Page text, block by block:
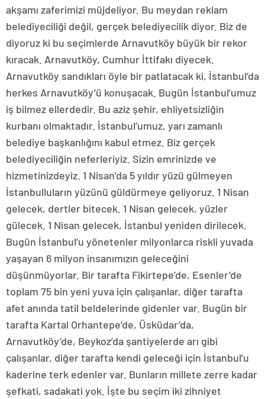
akşamı zaferimizi müjdeliyor. Bu meydan reklam
belediyeciliği değil, gerçek belediyecilik diyor. Biz de
diyoruz ki bu seçimlerde Arnavutköy büyük bir rekor
kıracak. Arnavutköy, Cumhur İttifakı diyecek.
Arnavutköy sandıkları öyle bir patlatacak ki, İstanbul’da
herkes Arnavutköy’ü konuşacak. Bugün İstanbul’umuz
iş bilmez ellerdedir. Bu aziz şehir, ehliyetsizliğin
kurbanı olmaktadır. İstanbul’umuz, yarı zamanlı
belediye başkanlığını kabul etmez. Biz gerçek
belediyeciliğin neferleriyiz. Sizin emrinizde ve
hizmetinizdeyiz. 1 Nisan’da 5 yıldır yüzü gülmeyen
İstanbulluların yüzünü güldürmeye geliyoruz. 1 Nisan
gelecek, dertler bitecek. 1 Nisan gelecek, yüzler
gülecek. 1 Nisan gelecek, İstanbul yeniden dirilecek.
Bugün İstanbul’u yönetenler milyonlarca riskli yuvada
yaşayan 6 milyon insanımızın geleceğini
düşünmüyorlar. Bir tarafta Fikirtepe’de, Esenler’de
toplam 75 bin yeni yuva için çalışanlar, diğer tarafta
afet anında tatil beldelerinde gidenler var. Bugün bir
tarafta Kartal Orhantepe’de, Üsküdar’da,
Arnavutköy’de, Beykoz’da şantiyelerde arı gibi
çalışanlar, diğer tarafta kendi geleceği için İstanbul’u
kaderine terk edenler var. Bunların millete zerre kadar
şefkati, sadakati yok. İşte bu seçim iki zihniyet